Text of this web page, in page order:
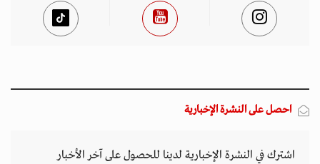
احصل على النشرة الإخبارية
اشترك في النشرة الإخبارية لدينا للحصول على آخر الأخبار